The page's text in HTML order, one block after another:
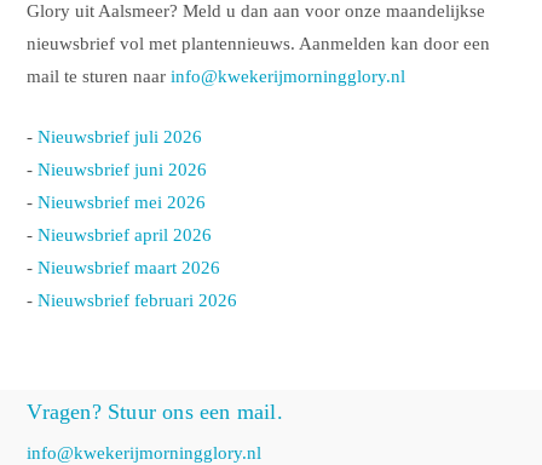
Glory uit Aalsmeer? Meld u dan aan voor onze maandelijkse
nieuwsbrief vol met plantennieuws. Aanmelden kan door een
mail te sturen naarinfo@kwekerijmorningglory.nl
-Nieuwsbrief juli 2026
-Nieuwsbrief juni 2026
-Nieuwsbrief mei 2026
-Nieuwsbrief april 2026
-Nieuwsbrief maart 2026
-Nieuwsbrief februari 2026
Vragen? Stuur ons een mail.
info@kwekerijmorningglory.nl